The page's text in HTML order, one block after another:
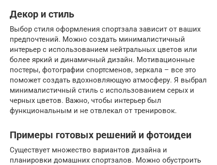
Декор и стиль
Выбор стиля оформления спортзала зависит от ваших
предпочтений. Можно создать минималистичный
интерьер с использованием нейтральных цветов или
более яркий и динамичный дизайн. Мотивационные
постеры, фотографии спортсменов, зеркала – все это
поможет создать вдохновляющую атмосферу. Я выбрал
минималистичный стиль с использованием серых и
черных цветов. Важно, чтобы интерьер был
функциональным и не отвлекал от тренировок.
Примеры готовых решений и фотоидеи
Существует множество вариантов дизайна и
планировки домашних спортзалов. Можно обустроить